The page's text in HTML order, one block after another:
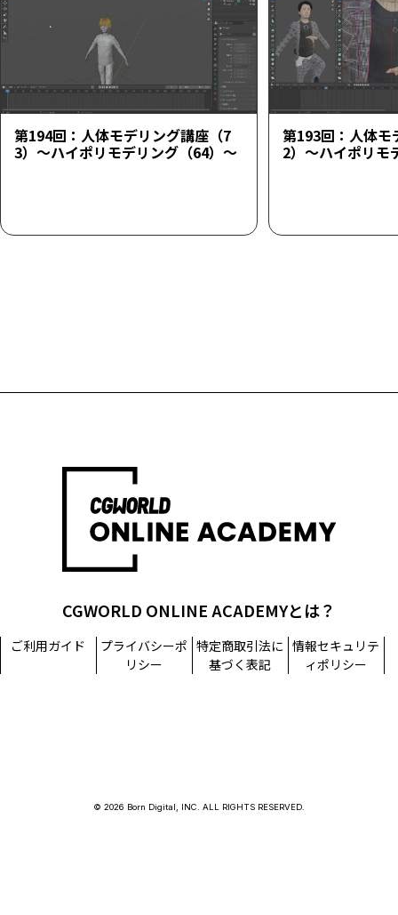
第194回：人体モデリング講座（7
3）～ハイポリモデリング（64）～
第193回：人体モ
2）～ハイポリモ
CGWORLD ONLINE ACADEMYとは？
ご利用ガイド
プライバシーポ
リシー
特定商取引法に
基づく表記
情報セキュリテ
ィポリシー
© 2026 Born Digital, INC. ALL RIGHTS RESERVED.